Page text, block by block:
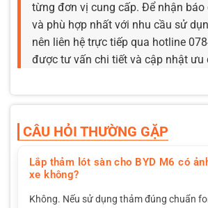
từng đơn vị cung cấp. Để nhận báo
và phù hợp nhất với nhu cầu sử
nên liên hệ trực tiếp qua hotline
được tư vấn chi tiết và cập nhật ưu
CÂU HỎI THƯỜNG GẶP
Lắp thảm lót sàn cho BYD M6 có
xe không?
Không. Nếu sử dụng thảm đúng chuẩn